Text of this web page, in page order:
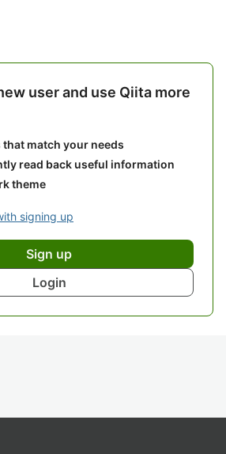
user and use Qiita more
match your needs
read back useful information
theme
signing up
Sign up
Login